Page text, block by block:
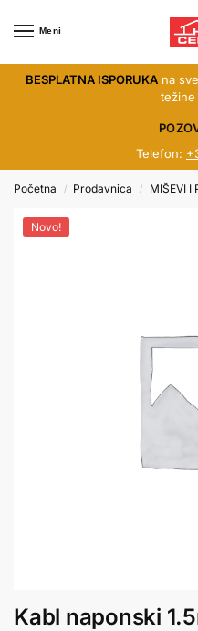
Meni
BESPLATNA ISPORUKAna sve
težine
Telefon:
Početna / Prodavnica / MIŠEVI I
Novo!
Kabl naponski